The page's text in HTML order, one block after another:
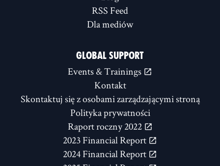
RSS Feed
Dla mediów
GLOBAL SUPPORT
Events & Trainings
Kontakt
Skontaktuj się z osobami zarządzającymi stroną
Polityka prywatności
Raport roczny 2022
2023 Financial Report
2024 Financial Report